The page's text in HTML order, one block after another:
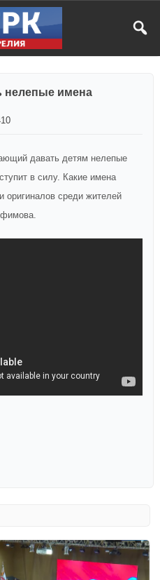
нелепые имена
давать детям нелепые
в силу. Какие имена
оригиналов среди жителей